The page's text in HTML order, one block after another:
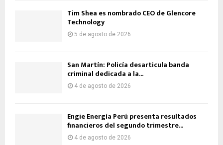
Tim Shea es nombrado CEO de Glencore
Technology
5 de agosto de 2026
San Martín: Policía desarticula banda
criminal dedicada a la...
4 de agosto de 2026
Engie Energía Perú presenta resultados
financieros del segundo trimestre...
4 de agosto de 2026